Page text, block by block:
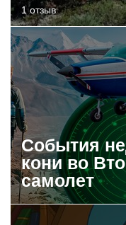
1 отзыв
События
кони во
самолет